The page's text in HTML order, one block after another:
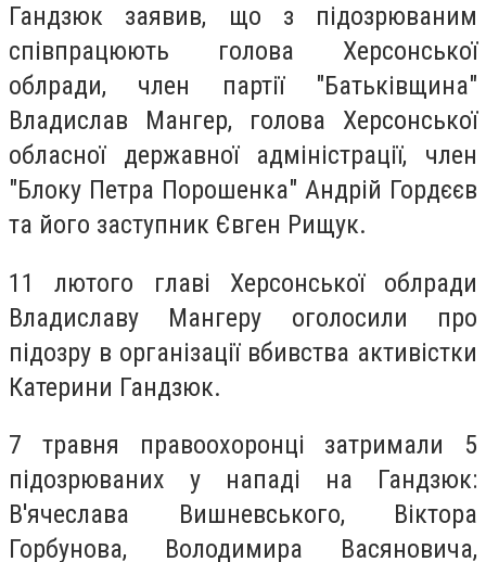
Гандзюк заявив, що з підозрюваним
співпрацюють голова Херсонської
облради, член партії "Батьківщина"
Владислав Мангер, голова Херсонської
обласної державної адміністрації, член
"Блоку Петра Порошенка" Андрій Гордєєв
та його заступник Євген Рищук.
11 лютого главі Херсонської облради
Владиславу Мангеру оголосили про
підозру в організації вбивства активістки
Катерини Гандзюк.
7 травня правоохоронці затримали 5
підозрюваних у нападі на Гандзюк:
В'ячеслава Вишневського, Віктора
Горбунова, Володимира Васяновича,